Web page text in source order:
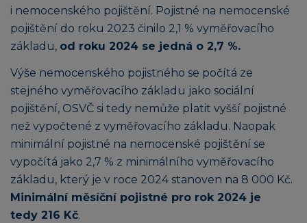
i nemocenského pojištění. Pojistné na nemocenské
pojištění do roku 2023 činilo 2,1 % vyměřovacího
základu, od roku 2024 se jedná o 2,7 %.
Výše nemocenského pojistného se počítá ze
stejného vyměřovacího základu jako sociální
pojištění, OSVČ si tedy nemůže platit vyšší pojistné
než vypočtené z vyměřovacího základu. Naopak
minimální pojistné na nemocenské pojištění se
vypočítá jako 2,7 % z minimálního vyměřovacího
základu, který je v roce 2024 stanoven na 8 000 Kč.
Minimální měsíční pojistné pro rok 2024 je
tedy 216 Kč.